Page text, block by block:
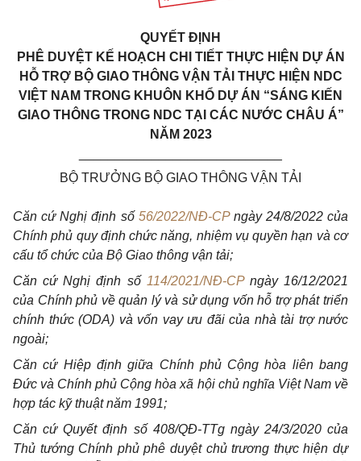
QUYẾT ĐỊNH
PHÊ DUYỆT KẾ HOẠCH CHI TIẾT THỰC HIỆN DỰ ÁN
HỖ TRỢ BỘ GIAO THÔNG VẬN TẢI THỰC HIỆN NDC
VIỆT NAM TRONG KHUÔN KHỔ DỰ ÁN “SÁNG KIẾN
GIAO THÔNG TRONG NDC TẠI CÁC NƯỚC CHÂU Á”
NĂM 2023
BỘ TRƯỞNG BỘ GIAO THÔNG VẬN TẢI
Căn cứ Nghị định số 56/2022/NĐ-CPngày 24/8/2022 của
Chính phủ quy định chức năng, nhiệm vụ quyền hạn và cơ
cấu tổ chức của Bộ Giao thông vận tải;
Căn cứ Nghị định số 114/2021/NĐ-CPngày 16/12/2021
của Chính phủ về quản lý và sử dụng vốn hỗ trợ phát triển
chính thức (ODA) và vốn vay ưu đãi của nhà tài trợ nước
ngoài;
Căn cứ Hiệp định giữa Chính phủ Cộng hòa liên bang
Đức và Chính phủ Cộng hòa xã hội chủ nghĩa Việt Nam về
hợp tác kỹ thuật năm 1991;
Căn cứ Quyết định số 408/QĐ-TTg ngày 24/3/2020 của
Thủ tướng Chính phủ phê duyệt chủ trương thực hiện dự